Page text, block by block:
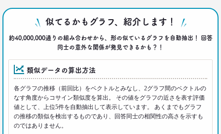
前沢 裕文
2021.11.29
救いの言葉を住職に求めた
–日経クロストレンド 連載⑲–
生活総研 上席研究員/コピーライター
前沢 裕文
2021.11.25
幸福度は最下位 50代男性を襲う
似てるかもグラフ、紹介します！
約40,000,000通りの組み合わせから、形の似ているグラフを自動抽出！ 回答
同士の意外な関係が発見できるかも？！
類似データの算出方法
各グラフの推移（前回比）をベクトルとみなし、2グラフ間のベクトルの
なす角度からコサイン類似度を算出。 その値をグラフの近さを表す評価
値として、上位5件を自動抽出して表示しています。 あくまでもグラフ
の推移の類似を検出するものであり、回答同士の相関性の高さを示すも
のではありません。